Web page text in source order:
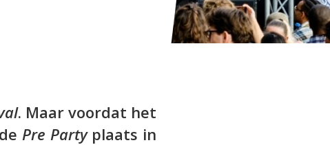
. Maar voordat het
Pre Partyplaats in